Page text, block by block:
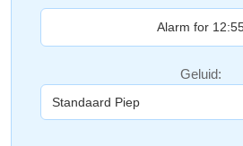
Geluid: